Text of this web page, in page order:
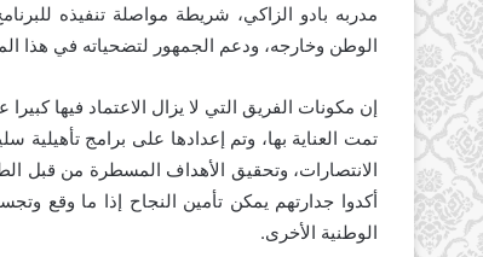
مدربه بادو الزاكي، شريطة مواصلة تنفيذه
الوطن وخارجه، ودعم الجمهور لتضحياته في هذا
إن مكونات الفريق التي لا يزال الاعتماد فيها
تمت العناية بها، وتم إعدادها على برامج
الانتصارات، وتحقيق الأهداف المسطرة من قبل
أكدوا جدارتهم يمكن تأمين النجاح إذا ما وقع
الوطنية الأخرى.